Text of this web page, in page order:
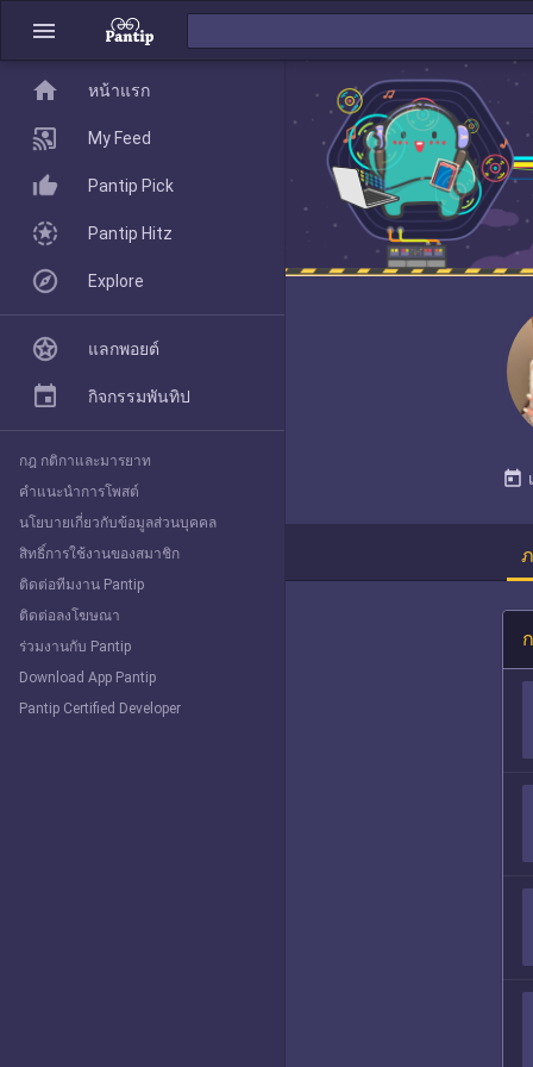
menu
today
home
Pantip Pick
Explore
home หน้าแรก
My Feed
Pantip Pick
Pantip Hitz
Explore
แลกพอยต์
กิจกรรมพันทิป
กฎ กติกาและมารยาท
คำแนะนำการโพสต์
นโยบายเกี่ยวกับข้อมูลส่วนบุคคล
สิทธิ์การใช้งานของสมาชิก
ติดต่อทีมงาน Pantip
ติดต่อลงโฆษณา
ร่วมงานกับ Pantip
Download App Pantip
Pantip Certified Developer